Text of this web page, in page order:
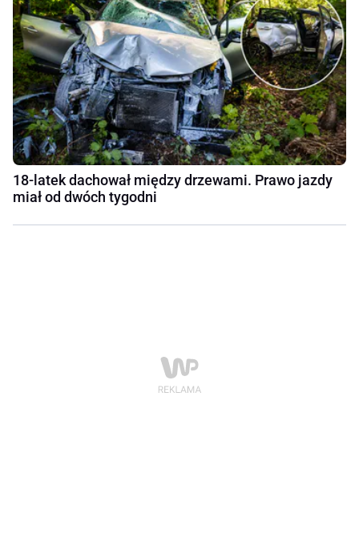
18-latek dachował między drzewami. Prawo jazdy
miał od dwóch tygodni